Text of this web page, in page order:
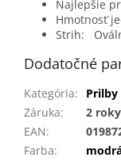
Najlepšie
Hmotnosť
Strih:
Dodatočné
Kategória:
Prilby
Záruka:
2 roky
EAN:
Farba: